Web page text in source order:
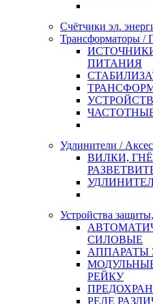
Счётчики эл.
Трансформаторы /
ПИТАНИЯ
Удлинители /
ВИЛКИ,
Устройства
СИЛОВЫЕ
АППАРАТЫ
РЕЙКУ
РЕЛЕ